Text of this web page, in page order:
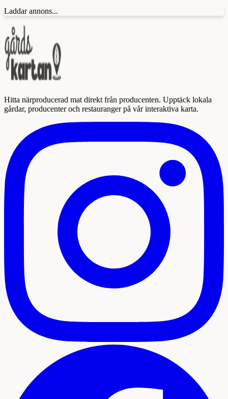
Laddar annons...
Hitta närproducerad mat direkt från producenten. Upptäck lokala
gårdar, producenter och restauranger på vår interaktiva karta.